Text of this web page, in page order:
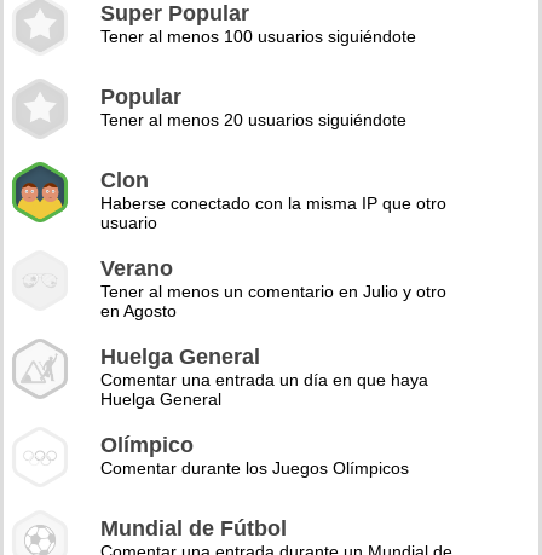
Super Popular
Tener al menos 100 usuarios siguiéndote
Popular
Tener al menos 20 usuarios siguiéndote
Clon
Haberse conectado con la misma IP que otro
usuario
Verano
Tener al menos un comentario en Julio y otro
en Agosto
Huelga General
Comentar una entrada un día en que haya
Huelga General
Olímpico
Comentar durante los Juegos Olímpicos
Mundial de Fútbol